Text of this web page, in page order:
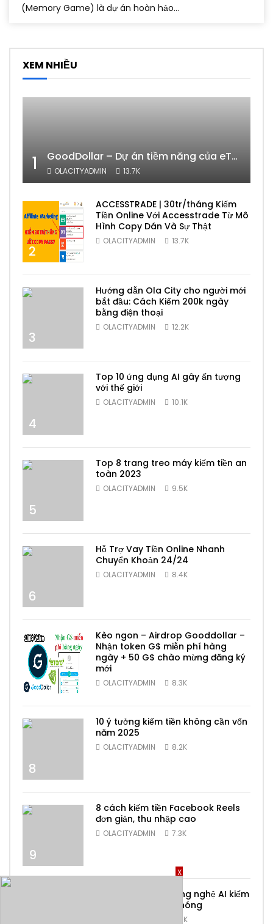
(Memory Game) là dự án hoàn hảo...
XEM NHIỀU
1 GoodDollar – Dự án tiềm năng của eToro có phải lừa đảo hay không?
OLACITYADMIN 13.7K
2
ACCESSTRADE | 30tr/tháng Kiếm
Tiền Online Với Accesstrade Từ Mô
Hình Copy Dán Và Sự Thật
OLACITYADMIN 13.7K
3
Hướng dẫn Ola City cho người mới
bắt đầu: Cách Kiếm 200k ngày
bằng điện thoại
OLACITYADMIN 12.2K
4
Top 10 ứng dụng AI gây ấn tượng
với thế giới
OLACITYADMIN 10.1K
5
Top 8 trang treo máy kiếm tiền an
toàn 2023
OLACITYADMIN 9.5K
6
Hỗ Trợ Vay Tiền Online Nhanh
Chuyển Khoản 24/24
OLACITYADMIN 8.4K
7
Kèo ngon – Airdrop Gooddollar –
Nhận token G$ miễn phí hàng
ngày + 50 G$ chào mừng đăng ký
mới
OLACITYADMIN 8.3K
8
10 ý tưởng kiếm tiền không cần vốn
năm 2025
OLACITYADMIN 8.2K
9
8 cách kiếm tiền Facebook Reels
đơn giản, thu nhập cao
OLACITYADMIN 7.3K
Top 6 ứng dụng công nghệ AI kiếm
tiền online nhanh chóng
6.9K
X